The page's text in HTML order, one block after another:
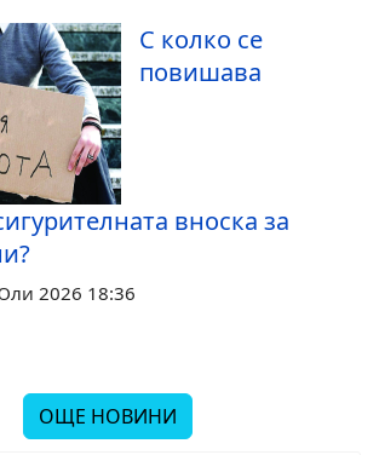
С колко се
повишава
вноска за
2026 18:36
ОЩЕ НОВИНИ